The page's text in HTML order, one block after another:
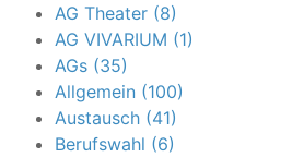
AG Theater (8)
AG VIVARIUM (1)
AGs (35)
Allgemein (100)
Austausch (41)
Berufswahl (6)